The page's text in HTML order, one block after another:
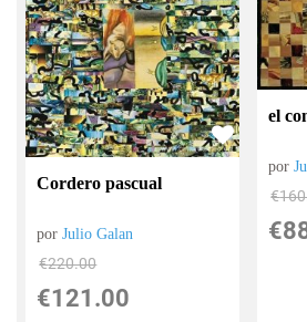
Cordero pascual
porJulio Galan
€220.00
€121.00
el
por
€
€